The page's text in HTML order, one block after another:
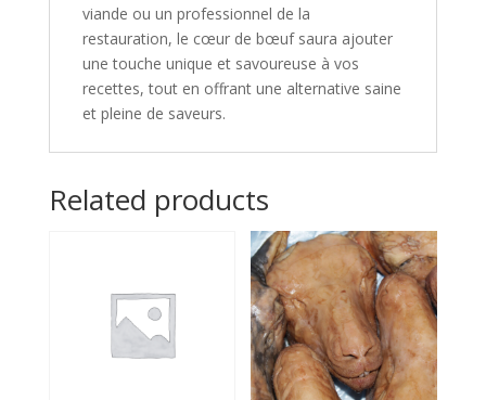
viande ou un professionnel de la
restauration, le cœur de bœuf saura ajouter
une touche unique et savoureuse à vos
recettes, tout en offrant une alternative saine
et pleine de saveurs.
Related products